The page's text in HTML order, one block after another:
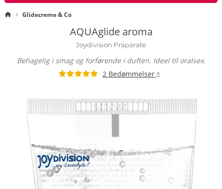
StartsideGlidecreme & Co
AQUAglide aroma
Joydivision Präparate
Behagelig i smag og forførende i duften. Ideel til oralsex.
2 Bedømmelser